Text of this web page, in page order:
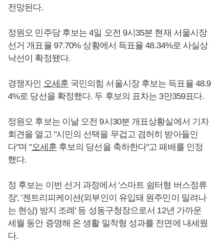
전망된다.
정원오 민주당 후보는 4일 오전 9시35분 현재 서울시장
선거 개표율 97.70% 상황에서 득표율 48.34%로 사실상
낙선이 확정됐다.
경쟁자인 오세훈국민의힘 서울시장 후보는 득표율 48.9
4%로 당선을 확정했다. 두 후보의 표차는 3만359표다.
정원오 후보는 이날 오전 9시30분 개표상황실에서 기자
회견을 열고 "시민의 선택을 무겁고 겸허히 받아들인
다"며 "오세훈후보의 당선을 축하한다"고 패배를 인정
했다.
정 후보는 이번 선거 과정에서 '스마트 쉼터형 버스정류
장', '젠트리피케이션(외부인이 유입돼 원주민이 밀려나
는 현상) 방지 조례' 등 성동구청장으로서 12년 가까운
세월 동안 증명해 온 생활 밀착형 성과를 전면에 내세웠
다.